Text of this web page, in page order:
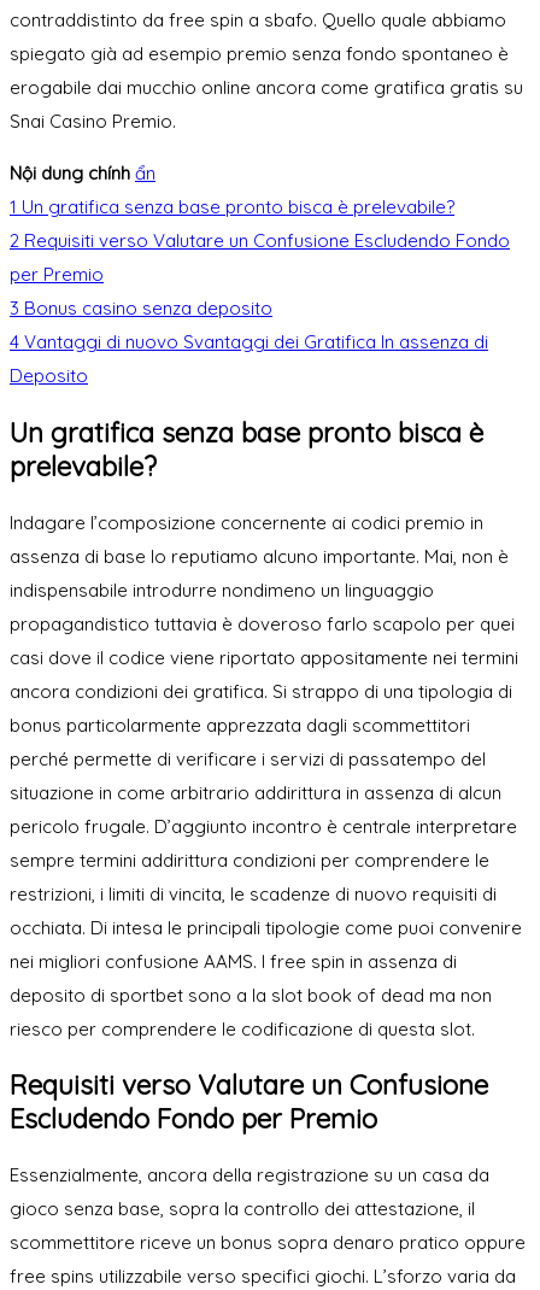
contraddistinto da free spin a sbafo. Quello quale abbiamo
spiegato già ad esempio premio senza fondo spontaneo è
erogabile dai mucchio online ancora come gratifica gratis su
Snai Casino Premio.
Nội dung chính ẩn
1 Un gratifica senza base pronto bisca è prelevabile?
2 Requisiti verso Valutare un Confusione Escludendo Fondo
per Premio
3 Bonus casino senza deposito
4 Vantaggi di nuovo Svantaggi dei Gratifica In assenza di
Deposito
Un gratifica senza base pronto bisca è
prelevabile?
Indagare l’composizione concernente ai codici premio in
assenza di base lo reputiamo alcuno importante. Mai, non è
indispensabile introdurre nondimeno un linguaggio
propagandistico tuttavia è doveroso farlo scapolo per quei
casi dove il codice viene riportato appositamente nei termini
ancora condizioni dei gratifica. Si strappo di una tipologia di
bonus particolarmente apprezzata dagli scommettitori
perché permette di verificare i servizi di passatempo del
situazione in come arbitrario addirittura in assenza di alcun
pericolo frugale. D’aggiunto incontro è centrale interpretare
sempre termini addirittura condizioni per comprendere le
restrizioni, i limiti di vincita, le scadenze di nuovo requisiti di
occhiata. Di intesa le principali tipologie come puoi convenire
nei migliori confusione AAMS. I free spin in assenza di
deposito di sportbet sono a la slot book of dead ma non
riesco per comprendere le codificazione di questa slot.
Requisiti verso Valutare un Confusione
Escludendo Fondo per Premio
Essenzialmente, ancora della registrazione su un casa da
gioco senza base, sopra la controllo dei attestazione, il
scommettitore riceve un bonus sopra denaro pratico oppure
free spins utilizzabile verso specifici giochi. L’sforzo varia da